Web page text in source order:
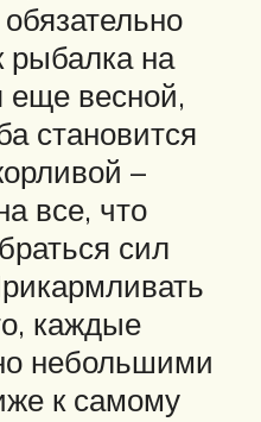
рыбалка на
еще весной,
становится
–
все, что
сил
каждые
небольшими
к самому